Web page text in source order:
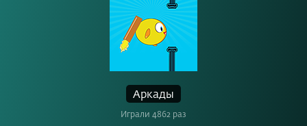
Аркады
Играли 4862 раз